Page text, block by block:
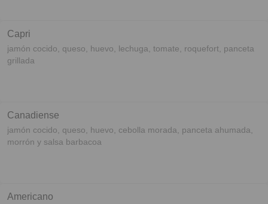
Capri
jamón cocido, queso, huevo, lechuga, tomate, roquefort, panceta
grillada
Canadiense
jamón cocido, queso, huevo, cebolla morada, panceta ahumada,
morrón y salsa barbacoa
Americano